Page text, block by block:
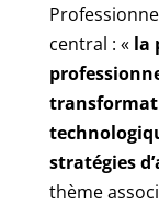
central : « la
stratégies
thème